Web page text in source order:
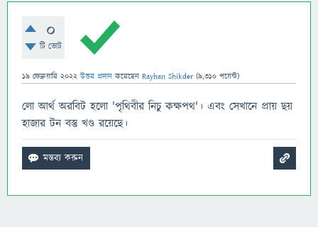
0
টি ভোট
19 ফেব্রুয়ারি 2022 উত্তর প্রদান করেছেন Rayhan Shikder (9,310 পয়েন্ট)
লো আর্থ অরবিট হলো 'পৃথিবীর নিচু কক্ষপথ'। এবং সেখানে প্রায় ছয়
হাজার টন বস্তু খণ্ড রয়েছে।